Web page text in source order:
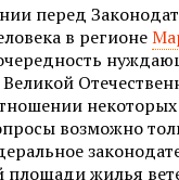
перед
в регионе
некоторых
возможно
жилья